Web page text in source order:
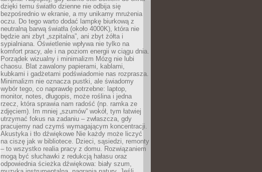
dzięki temu światło dzienne nie odbija się
bezpośrednio w ekranie, a my unikamy mrużenia
oczu. Do tego warto dodać lampkę biurkową z
neutralną barwą światła (około 4000K), która nie
będzie ani zbyt „szpitalna”, ani zbyt żółta i
sypialniana. Oświetlenie wpływa nie tylko na
komfort pracy, ale i na poziom energii w ciągu dnia.
Porządek wizualny i minimalizm Mózg nie lubi
chaosu. Blat zawalony papierami, kablami,
kubkami i gadżetami podświadomie nas rozprasza.
Minimalizm nie oznacza pustki, ale świadomy
wybór tego, co naprawdę potrzebne: laptop,
monitor, notes, długopis, może roślina i jedna
rzecz, która sprawia nam radość (np. ramka ze
zdjęciem). Im mniej „szumów” wokół, tym łatwiej
utrzymać fokus na zadaniu – zwłaszcza, gdy
pracujemy nad czymś wymagającym koncentracji.
Akustyka i tło dźwiękowe Nie każdy może liczyć
na ciszę jak w bibliotece. Dzieci, sąsiedzi, remonty
– to wszystko realia pracy z domu. Rozwiązaniem
mogą być słuchawki z redukcją hałasu oraz
odpowiednia ścieżka dźwiękowa: biały szum,